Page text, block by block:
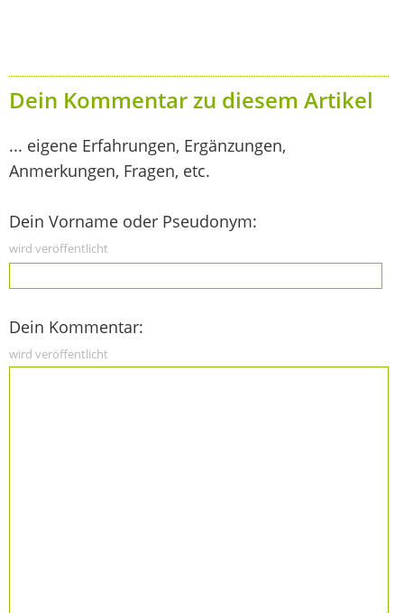
Dein Kommentar zu diesem Artikel
... eigene Erfahrungen, Ergänzungen,
Anmerkungen, Fragen, etc.
Dein Vorname oder Pseudonym:
wird veröffentlicht
Dein Kommentar:
wird veröffentlicht